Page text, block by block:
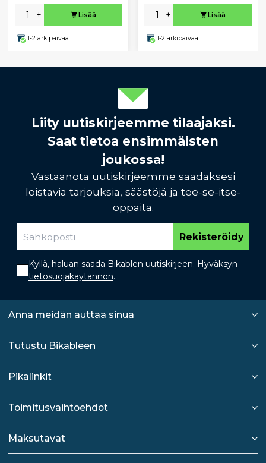
- + Lisää
1-2 arkipäivää
- + Lisää
1-2 arkipäivää
Liity uutiskirjeemme tilaajaksi.
Saat tietoa ensimmäisten
joukossa!
Vastaanota uutiskirjeemme saadaksesi
loistavia tarjouksia, säästöjä ja tee-se-itse-
oppaita.
Rekisteröidy
Kyllä, haluan saada Bikablen uutiskirjeen. Hyväksyn
tietosuojakäytännön.
Anna meidän auttaa sinua
Tutustu Bikableen
Pikalinkit
Toimitusvaihtoehdot
Maksutavat